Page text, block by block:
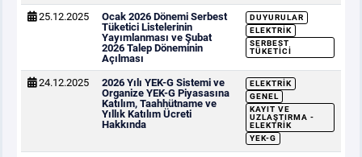
BT HİZMET YÖNETİM SİSTEMİ POLİTİKAMIZ
25.12.2025
Ocak 2026 Dönemi Serbest
Tüketici Listelerinin
Yayımlanması ve Şubat
2026 Talep Döneminin
Açılması
DUYURULAR
ELEKTRIK
SERBEST
TÜKETICI
24.12.2025
2026 Yılı YEK-G Sistemi ve
Organize YEK-G Piyasasına
Katılım, Taahhütname ve
Yıllık Katılım Ücreti
Hakkında
ELEKTRIK
GENEL
KAYIT VE
UZLAŞTIRMA -
ELEKTRIK
YEK-G